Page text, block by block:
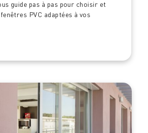
guide pas à pas pour choisir et
PVC adaptées à vos